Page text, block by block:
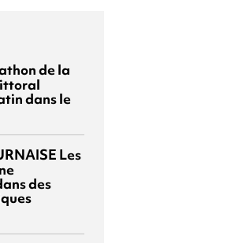
de la
dans le
Les
des